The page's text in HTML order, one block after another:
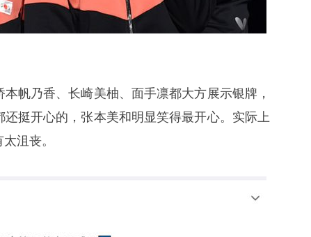
帆乃香、长崎美柚、面手凛都大方展示银牌，
挺开心的，张本美和明显笑得最开心。实际上
沮丧。